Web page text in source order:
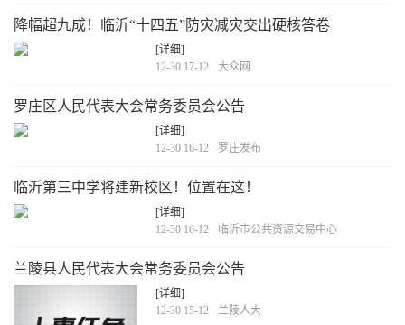
降幅超九成！临沂“十四五”防灾减灾交出硬核答卷
[详细]
12-30 17-12
大众网
罗庄区人民代表大会常务委员会公告
[详细]
12-30 16-12
罗庄发布
临沂第三中学将建新校区！位置在这！
[详细]
12-30 16-12
临沂市公共资源交易中心
兰陵县人民代表大会常务委员会公告
[详细]
12-30 15-12
兰陵人大